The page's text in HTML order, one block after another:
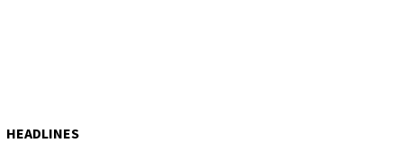
HEADLINES